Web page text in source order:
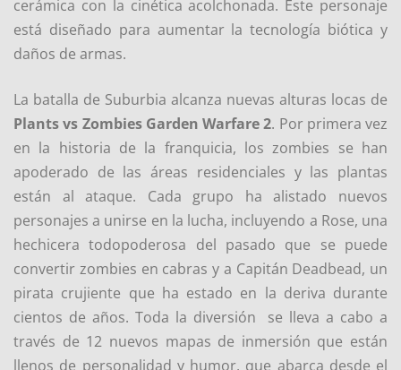
cerámica con la cinética acolchonada. Este personaje
está diseñado para aumentar la tecnología biótica y
daños de armas.
La batalla de Suburbia alcanza nuevas alturas locas de
Plants vs Zombies Garden Warfare 2. Por primera vez
en la historia de la franquicia, los zombies se han
apoderado de las áreas residenciales y las plantas
están al ataque. Cada grupo ha alistado nuevos
personajes a unirse en la lucha, incluyendo a Rose, una
hechicera todopoderosa del pasado que se puede
convertir zombies en cabras y a Capitán Deadbead, un
pirata crujiente que ha estado en la deriva durante
cientos de años. Toda la diversión se lleva a cabo a
través de 12 nuevos mapas de inmersión que están
llenos de personalidad y humor, que abarca desde el